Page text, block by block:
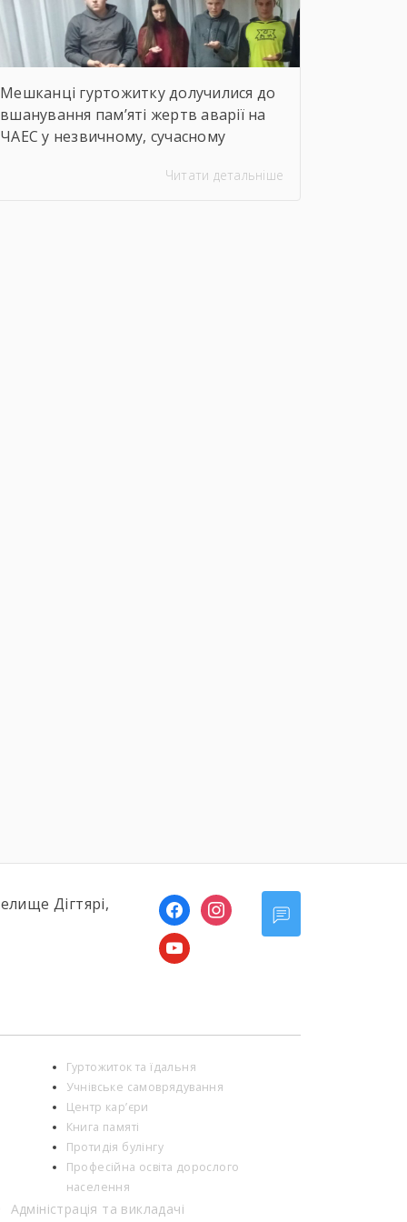
Мешканці гуртожитку долучилися до
вшанування пам’яті жертв аварії на
ЧАЕС у незвичному, сучасному
ДЕМЧЕНКО та Віталій ШОСТАК
Читати детальніше
Дігтярі,
facebookinstagram
youtube
Гуртожиток та їдальня
Учнівське самоврядування
Центр кар’єри
Книга памяті
Протидія булінгу
Професійна освіта дорослого
населення
Адміністрація та викладачі